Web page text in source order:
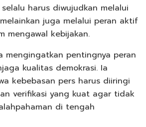
harus diwujudkan melalui
juga melalui peran aktif
mengawal kebijakan.
mengingatkan pentingnya peran
kualitas demokrasi. Ia
kebebasan pers harus diiringi
verifikasi yang kuat agar tidak
di tengah